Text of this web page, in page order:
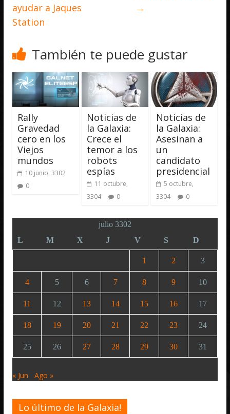
ayudar a Jaques
Station
→
También te puede gustar
Rally
Gravedad
cero en los
Viejos
mundos
10 junio, 3302
0
Noticias de
la Galaxia:
Crece el
temor a los
robots
espías
11 octubre,
3304
0
Noticias de
la Galaxia:
Asesinan a
un
candidato
presidencial
5 octubre,
3304
0
julio 3302
L
M X J V S D
1 2 3
4 5 6 7 8 9 10
11 12 13 14 15 16 17
18 19 20 21 22 23 24
25 26 27 28 29 30 31
« Jun Ago »
Lo último de la Galaxia!